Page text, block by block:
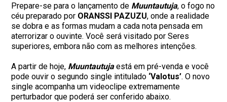
Prepare-se para o lançamento de Muuntautuja, o fogo no
céu preparado por ORANSSI PAZUZU, onde a realidade
se dobra e as formas mudam a cada nota pensada em
aterrorizar o ouvinte. Você será visitado por Seres
superiores, embora não com as melhores intenções.
A partir de hoje, Muuntautujaestá em pré-venda e você
pode ouvir o segundo single intitulado ‘Valotus’. O novo
single acompanha um videoclipe extremamente
perturbador que poderá ser conferido abaixo.